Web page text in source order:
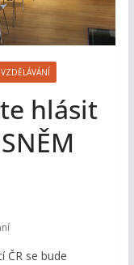
VZDĚLÁVÁNÍ
hlásit
ČR se bude